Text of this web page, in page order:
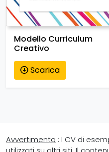
Modello Curriculum
Creativo
Scarica
Avvertimento : I CV di